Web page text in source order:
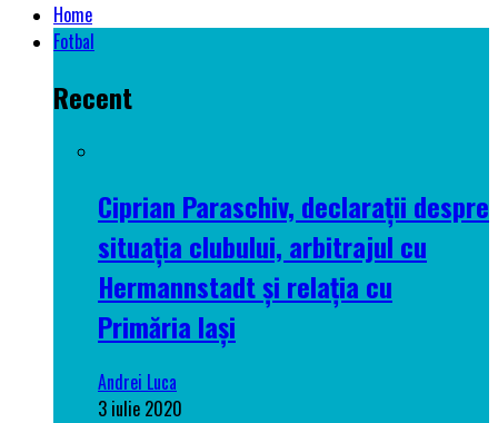
Home
Fotbal
Recent
Ciprian Paraschiv, declarații despre
situația clubului, arbitrajul cu
Hermannstadt și relația cu
Primăria Iași
Andrei Luca
3 iulie 2020